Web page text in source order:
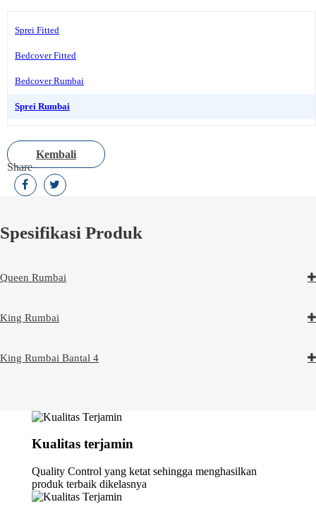
Sprei Fitted
Bedcover Fitted
Bedcover Rumbai
Sprei Rumbai
Kembali
Share
Spesifikasi Produk
Queen Rumbai
King Rumbai
King Rumbai Bantal 4
Kualitas terjamin
Quality Control yang ketat sehingga menghasilkan
produk terbaik dikelasnya